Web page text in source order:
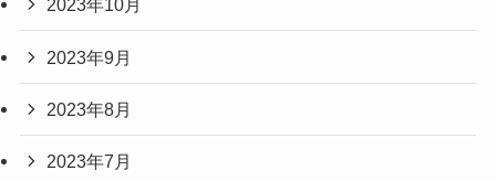
2023年10月
2023年9月
2023年8月
2023年7月